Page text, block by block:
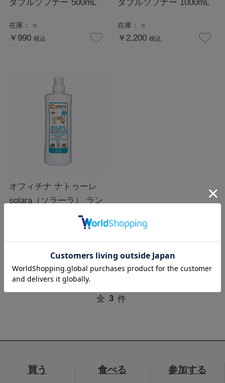
タブルソフナー 500mL
在庫： ○
￥990 税込
タブルソフナー 1000mL
在庫： ○
￥2,200 税込
オフィチナ ナトゥーレ
solara（ソラーラ） ラン
ドリーリキッド 1000mL
全 3 件
買う 食べる 参加する